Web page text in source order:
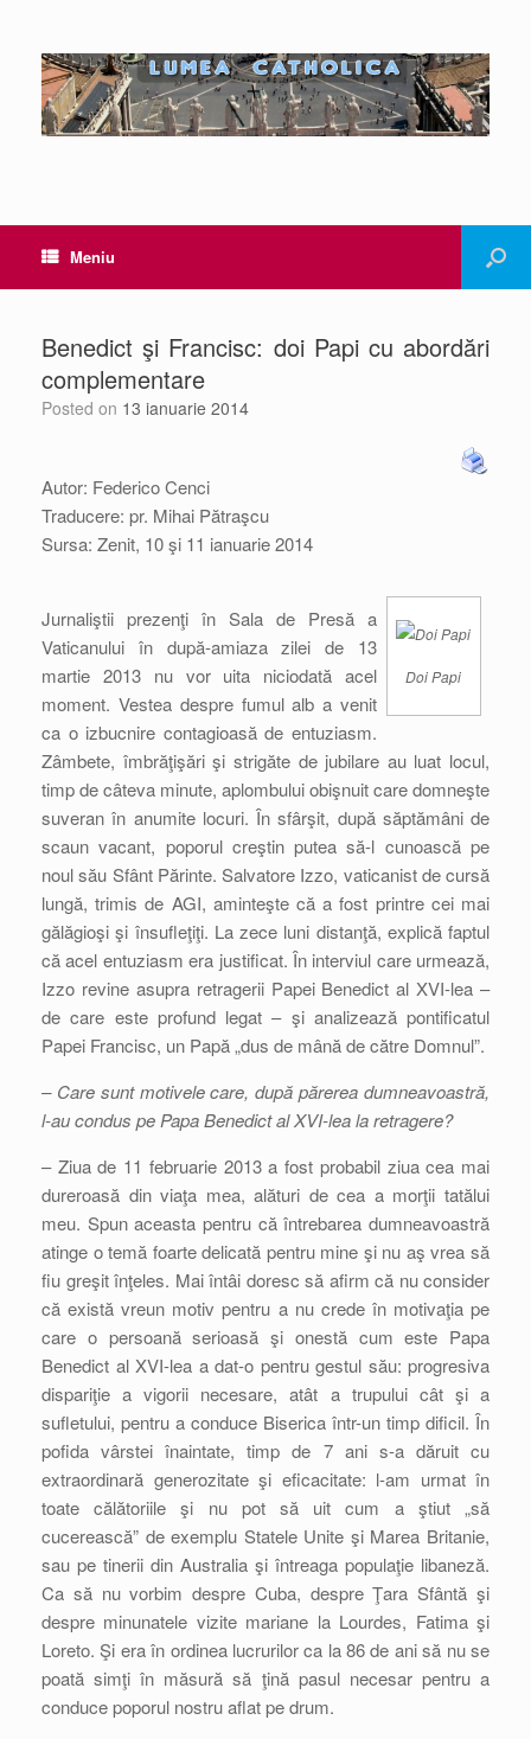
Meniu
Benedict şi Francisc: doi Papi cu abordări
complementare
Posted on 13 ianuarie 2014
Autor: Federico Cenci
Traducere: pr. Mihai Pătraşcu
Sursa: Zenit, 10 şi 11 ianuarie 2014
Doi Papi
Jurnaliştii prezenţi în Sala de Presă a
Vaticanului în după-amiaza zilei de 13
martie 2013 nu vor uita niciodată acel
moment. Vestea despre fumul alb a venit
ca o izbucnire contagioasă de entuziasm.
Zâmbete, îmbrăţişări şi strigăte de jubilare au luat locul,
timp de câteva minute, aplombului obişnuit care domneşte
suveran în anumite locuri. În sfârşit, după săptămâni de
scaun vacant, poporul creştin putea să-l cunoască pe
noul său Sfânt Părinte. Salvatore Izzo, vaticanist de cursă
lungă, trimis de AGI, aminteşte că a fost printre cei mai
gălăgioşi şi însufleţiţi. La zece luni distanţă, explică faptul
că acel entuziasm era justificat. În interviul care urmează,
Izzo revine asupra retragerii Papei Benedict al XVI-lea –
de care este profund legat – şi analizează pontificatul
Papei Francisc, un Papă „dus de mână de către Domnul”.
– Care sunt motivele care, după părerea dumneavoastră,
l-au condus pe Papa Benedict al XVI-lea la retragere?
– Ziua de 11 februarie 2013 a fost probabil ziua cea mai
dureroasă din viaţa mea, alături de cea a morţii tatălui
meu. Spun aceasta pentru că întrebarea dumneavoastră
atinge o temă foarte delicată pentru mine şi nu aş vrea să
fiu greşit înţeles. Mai întâi doresc să afirm că nu consider
că există vreun motiv pentru a nu crede în motivaţia pe
care o persoană serioasă şi onestă cum este Papa
Benedict al XVI-lea a dat-o pentru gestul său: progresiva
dispariţie a vigorii necesare, atât a trupului cât şi a
sufletului, pentru a conduce Biserica într-un timp dificil. În
pofida vârstei înaintate, timp de 7 ani s-a dăruit cu
extraordinară generozitate şi eficacitate: l-am urmat în
toate călătoriile şi nu pot să uit cum a ştiut „să
cucerească” de exemplu Statele Unite şi Marea Britanie,
sau pe tinerii din Australia şi întreaga populaţie libaneză.
Ca să nu vorbim despre Cuba, despre Ţara Sfântă şi
despre minunatele vizite mariane la Lourdes, Fatima şi
Loreto. Şi era în ordinea lucrurilor ca la 86 de ani să nu se
poată simţi în măsură să ţină pasul necesar pentru a
conduce poporul nostru aflat pe drum.